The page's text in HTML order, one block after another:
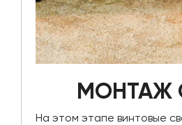
МОНТАЖ
На этом этапе винтовые